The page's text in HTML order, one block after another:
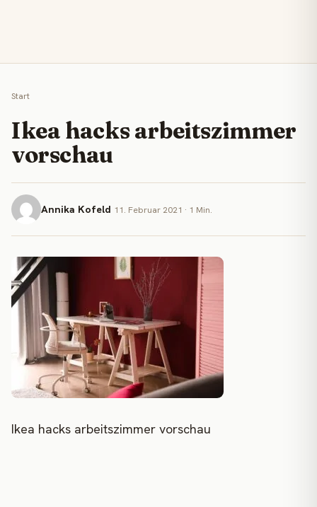
Start
Ikea hacks arbeitszimmer
vorschau
Annika Kofeld 11. Februar 2021 · 1 Min.
Ikea hacks arbeitszimmer vorschau